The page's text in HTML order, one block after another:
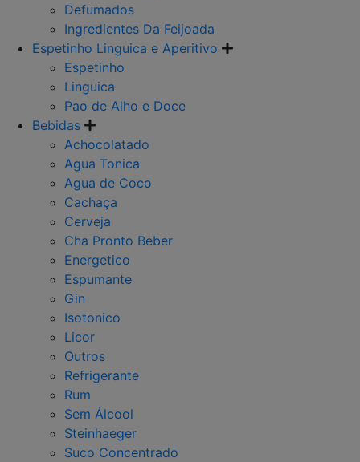
Defumados
Ingredientes Da Feijoada
Espetinho Linguica e Aperitivo
Espetinho
Linguica
Pao de Alho e Doce
Bebidas
Achocolatado
Agua Tonica
Agua de Coco
Cachaça
Cerveja
Cha Pronto Beber
Energetico
Espumante
Gin
Isotonico
Licor
Outros
Refrigerante
Rum
Sem Álcool
Steinhaeger
Suco Concentrado